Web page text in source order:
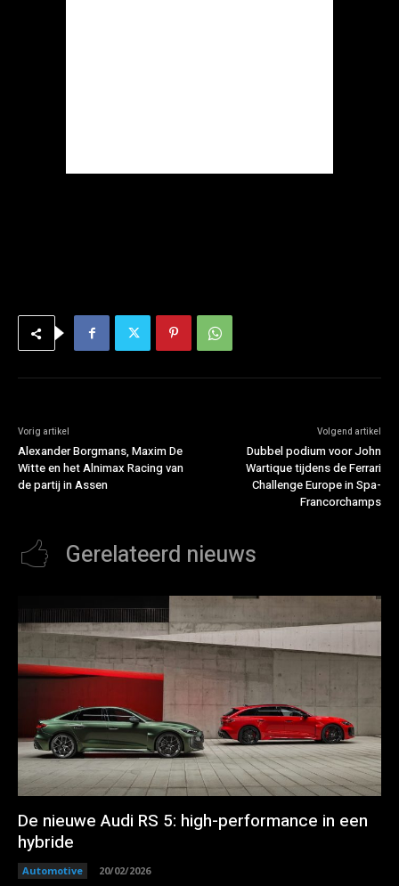
Vorig artikel
Alexander Borgmans, Maxim De
Witte en het Alnimax Racing van
de partij in Assen
Volgend artikel
Dubbel podium voor John
Wartique tijdens de Ferrari
Challenge Europe in Spa-
Francorchamps
Gerelateerd nieuws
De nieuwe Audi RS 5: high-performance in een
hybride
Automotive 20/02/2026